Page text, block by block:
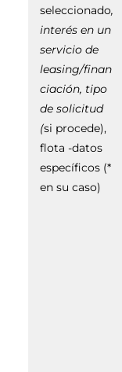
seleccionado,
interés en un
servicio de
leasing/finan
ciación, tipo
de solicitud
(si procede),
flota -datos
específicos (*
en su caso)